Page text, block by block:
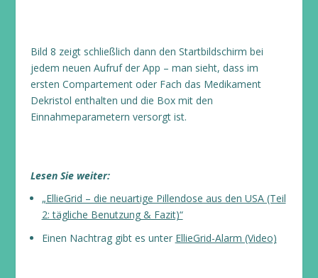
Bild 8 zeigt schließlich dann den Startbildschirm bei
jedem neuen Aufruf der App – man sieht, dass im
ersten Compartement oder Fach das Medikament
Dekristol enthalten und die Box mit den
Einnahmeparametern versorgt ist.
Lesen Sie weiter:
„EllieGrid – die neuartige Pillendose aus den USA (Teil
2: tägliche Benutzung & Fazit)“
Einen Nachtrag gibt es unter EllieGrid-Alarm (Video)